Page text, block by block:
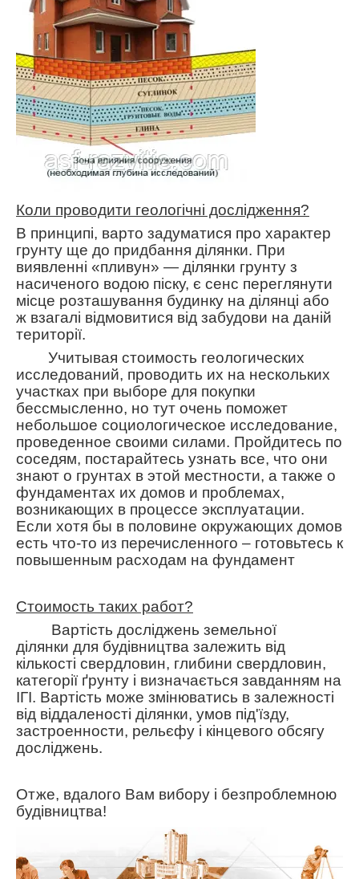
Коли проводити геологічні дослідження?
В принципі, варто задуматися про характер
грунту ще до придбання ділянки. При
виявленні «пливун» ― ділянки грунту з
насиченого водою піску, є сенс переглянути
місце розташування будинку на ділянці або
ж взагалі відмовитися від забудови на даній
території.
Учитывая стоимость геологических
исследований, проводить их на нескольких
участках при выборе для покупки
бессмысленно, но тут очень поможет
небольшое социологическое исследование,
проведенное своими силами. Пройдитесь по
соседям, постарайтесь узнать все, что они
знают о грунтах в этой местности, а также о
фундаментах их домов и проблемах,
возникающих в процессе эксплуатации.
Если хотя бы в половине окружающих домов
есть что-то из перечисленного – готовьтесь к
повышенным расходам на фундамент
Стоимость таких работ?
Вартість досліджень земельної
ділянки для будівництва залежить від
кількості свердловин, глибини свердловин,
категорії ґрунту і визначається завданням на
ІГІ. Вартість може змінюватись в залежності
від віддаленості ділянки, умов під'їзду,
застроенности, рельєфу і кінцевого обсягу
досліджень.
Отже, вдалого Вам вибору і безпроблемною
будівництва!